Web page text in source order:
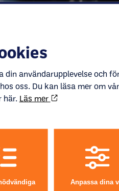
i Åby
användarupplevelse och
oss. Du kan läsa mer om
här. Läs mer
Anpassa dina